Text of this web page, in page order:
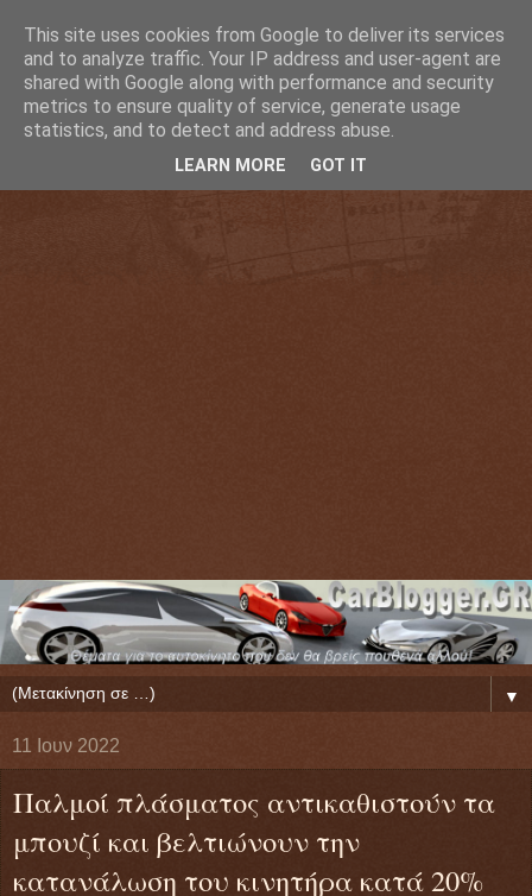
▼
11 Ιουν 2022
Παλμοί πλάσματος αντικαθιστούν τα
μπουζί και βελτιώνουν την
κατανάλωση του κινητήρα κατά 20%
This site uses cookies from Google to deliver its services
and to analyze traffic. Your IP address and user-agent are
shared with Google along with performance and security
metrics to ensure quality of service, generate usage
statistics, and to detect and address abuse.
LEARN MORE GOT IT